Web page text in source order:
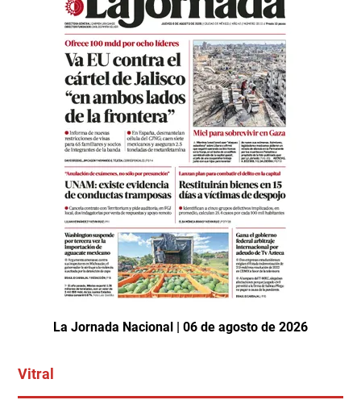
La Jornada Nacional | 06 de agosto de 2026
Vitral